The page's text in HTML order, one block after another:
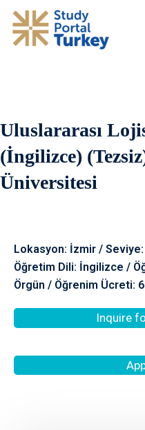
Uluslararası
(İngilizce)
Üniversitesi
Lokasyon: İzmir /
Öğretim Dili: İngilizce /
Örgün / Öğrenim Ücreti:
Inquire